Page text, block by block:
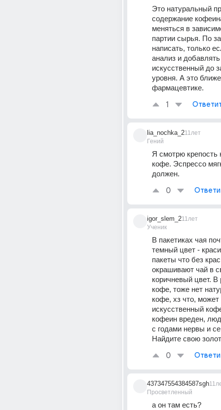
Это натуральный
содержание
меняться в
партии сырья. По
написать, только
анализ и добавлять
искусственный до
уровня. А это
фармацевтике.
1
lia_nochka_2
Гений
11лет
Я смотрю крепость
кофе. Эспрессо
должен.
0
igor_slem_2
Ученик
11лет
В пакетиках чая
темный цвет -
пакеты что без
окрашивают чай в
коричневый цвет.
кофе, тоже нет
кофе, хз что,
искусственный
кофеин вреден,
с годами нервы и
Найдите свою
0
437347554384587sgh
Просветленный
а он там есть?